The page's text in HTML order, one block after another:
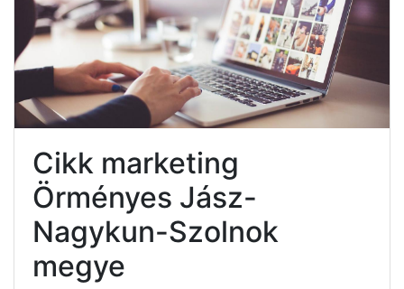
Cikk marketing
Örményes Jász-
Nagykun-Szolnok
megye